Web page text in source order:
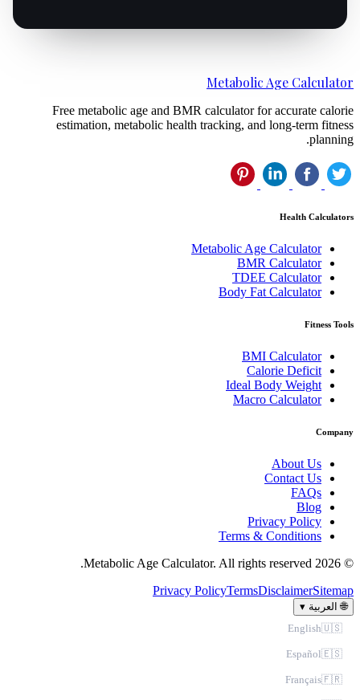
Metabolic Age
Free metabolic age and BMR calculator for accurate
estimation, metabolic health tracking, and long-term
Health
Metabolic Age Calculator
BMR Calculator
TDEE Calculator
Body Fat Calculator
Fitness
BMI Calculator
Calorie Deficit
Ideal Body Weight
Macro Calculator
About Us
Contact Us
FAQs
Blog
Privacy Policy
Terms & Conditions
Privacy PolicyTermsDisclaimer
العربية ▾
🇺🇸
English
🇪🇸
Español
🇫🇷
Français